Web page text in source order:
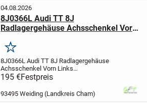
04.08.2026
8J0366L Audi TT 8J
Radlagergehäuse Achsschenkel Vorn
Merken
8J0366L Audi TT 8J Radlagergehäuse
Achsschenkel Vorn Links
FahrerHerstellernummer:
Hersteller: Audi
aus einem Scheckheftgepflegten Audi TT
8J 2,0 TFSI mit 147 kw / 200 PS...
195 €Festpreis
93495 Weiding (Landkreis Cham)